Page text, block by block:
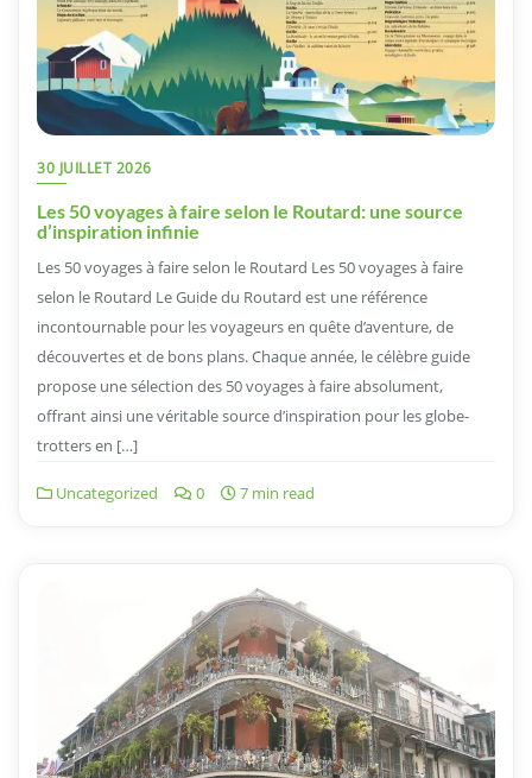
30 JUILLET 2026
Les 50 voyages à faire selon le Routard: une source
d’inspiration infinie
Les 50 voyages à faire selon le Routard Les 50 voyages à faire
selon le Routard Le Guide du Routard est une référence
incontournable pour les voyageurs en quête d’aventure, de
découvertes et de bons plans. Chaque année, le célèbre guide
propose une sélection des 50 voyages à faire absolument,
offrant ainsi une véritable source d’inspiration pour les globe-
trotters en […]
Uncategorized 0 7 min read